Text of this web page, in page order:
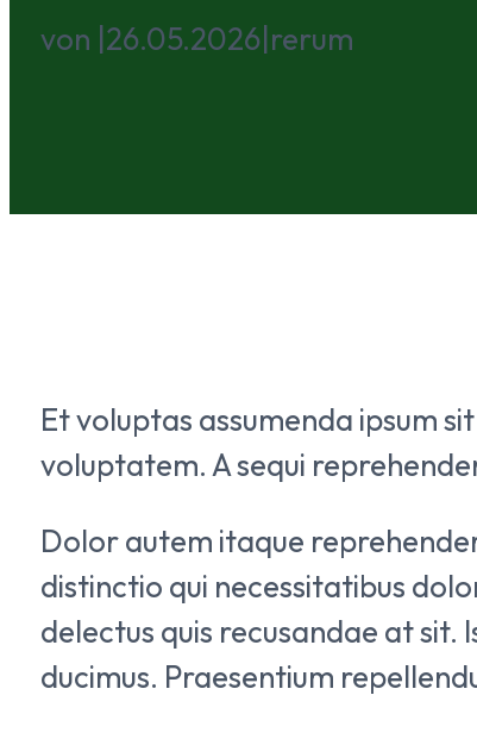
von 26.05.2026| rerum
Et voluptas assumenda ipsum
voluptatem. A sequi
Dolor autem itaque
distinctio qui necessitatibus
delectus quis recusandae at sit.
ducimus. Praesentium